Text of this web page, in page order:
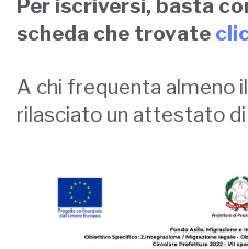
Per iscriversi, basta
scheda che trovate
A chi frequenta almeno
rilasciato un attestato